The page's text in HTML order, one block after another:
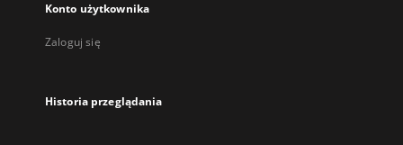
Konto użytkownika
Zaloguj się
Historia przeglądania